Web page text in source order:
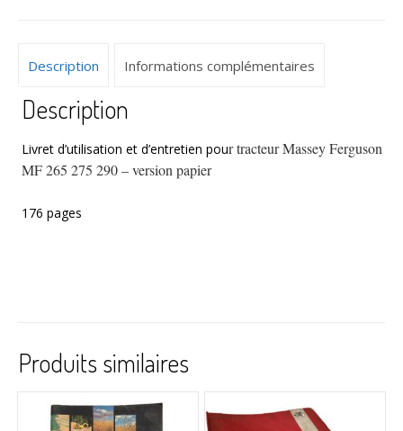
papier
Description Informations complémentaires
Description
Livret d’utilisation et d’entretien pour tracteur Massey Ferguson
MF 265 275 290 – version papier
176 pages
Produits similaires